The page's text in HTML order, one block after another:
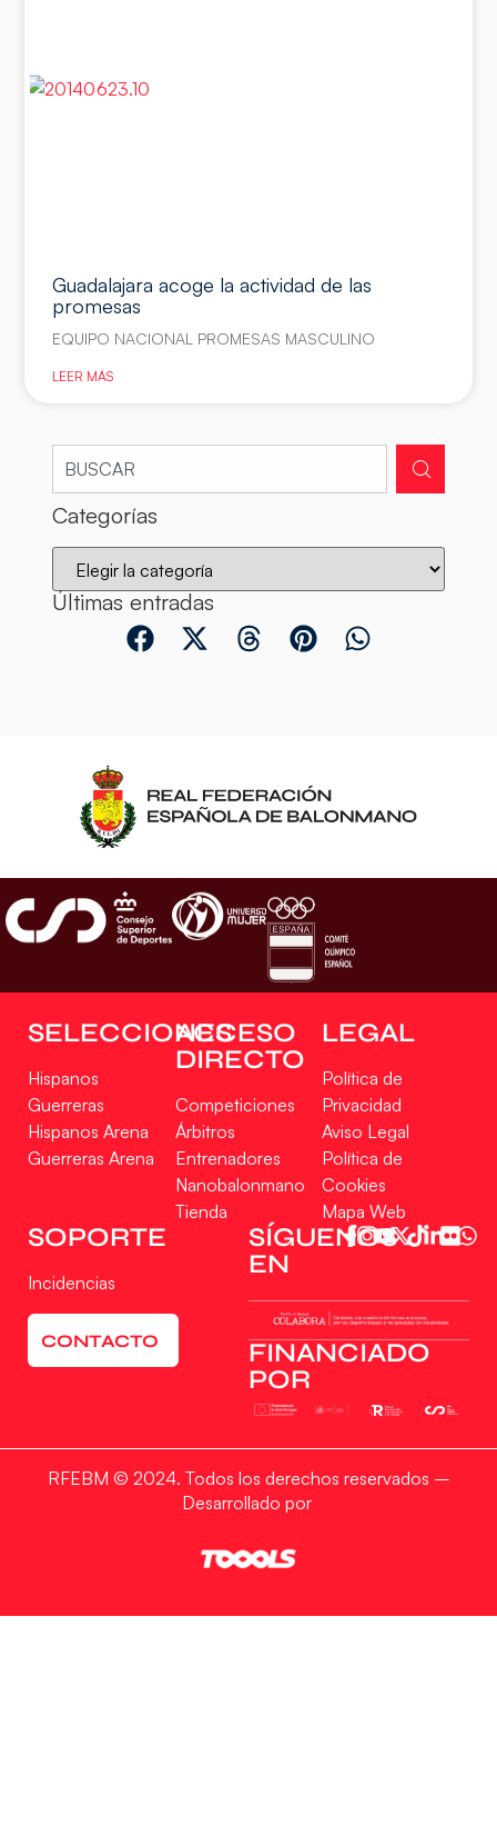
Gestionar consentimiento
Para ofrecer las mejores experiencias, utilizamos tecnologías como las cookies
para almacenar y/o acceder a la información del dispositivo. El consentimiento
de estas tecnologías nos permitirá procesar datos como el comportamiento de
navegación o las identificaciones únicas en este sitio. No consentir o retirar el
consentimiento, puede afectar negativamente a ciertas características y
funciones.
Denegar
Guadalajara acoge la actividad de las
promesas
EQUIPO NACIONAL PROMESAS MASCULINO
LEER MÁS
Categorías
Últimas entradas
SELECCIONES
Hispanos
Guerreras
Hispanos Arena
Guerreras Arena
ACCESO
DIRECTO
Competiciones
Árbitros
Entrenadores
Nanobalonmano
Tienda
LEGAL
Política de
Privacidad
Aviso Legal
Política de
Cookies
Mapa Web
SOPORTE
Incidencias
CONTACTO
SÍGUENOS
EN
FINANCIADO
POR
RFEBM © 2024. Todos los derechos reservados –
Desarrollado por